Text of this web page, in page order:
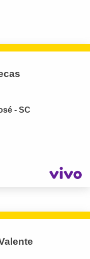
- SC